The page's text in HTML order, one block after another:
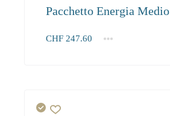
Pacchetto Energia Medio
CHF 247.60
1+